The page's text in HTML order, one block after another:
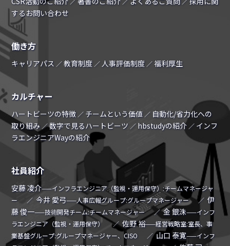
するお問い合わせ
働き方
キャリアパス ／教育制度 ／ 人事評価制度 ／福利厚生
カルチャー
ハートビーツの特徴 ／ チームという価値 ／ 自動化/省力化への
取り組み ／数字で見るハートビーツ ／ hbstudyの紹介 ／ インフ
ラエンジニアWayの紹介
社員紹介
安藤 凌介——インフラエンジニア（監視・運用保守）:チームマネージャ
ー
／今井 愛弓——人事広報グループ:グループマネージャー ／伊
藤 俊一——技術開発チーム:チームマネージャー ／金 銀洙——インフ
ラエンジニア（監視・運用保守）
／佐野 裕——経営戦略室:室長、事
業基盤グループ:グループマネージャー、CISO
／山口 泰寛——インフ